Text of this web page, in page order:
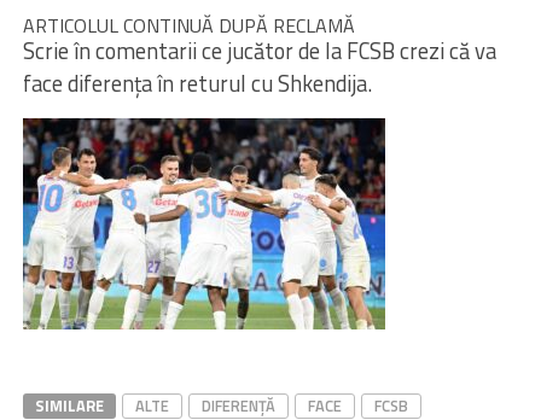
ARTICOLUL CONTINUĂ DUPĂ RECLAMĂ
Scrie în comentarii ce jucător de la FCSB crezi că va
face diferenţa în returul cu Shkendija.
SIMILARE ALTE DIFERENȚĂ FACE
FCSB